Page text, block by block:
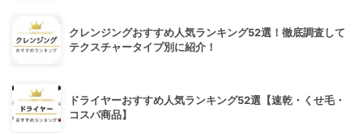
クレンジングおすすめ人気ランキング52選！徹底調査して
テクスチャータイプ別に紹介！
ドライヤーおすすめ人気ランキング52選【速乾・くせ毛・
コスパ商品】